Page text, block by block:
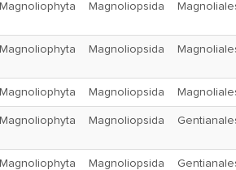
Magnoliophyta Magnoliopsida
Magnoliophyta Magnoliopsida
Magnoliophyta Magnoliopsida
Magnoliophyta Magnoliopsida
Magnoliophyta Magnoliopsida